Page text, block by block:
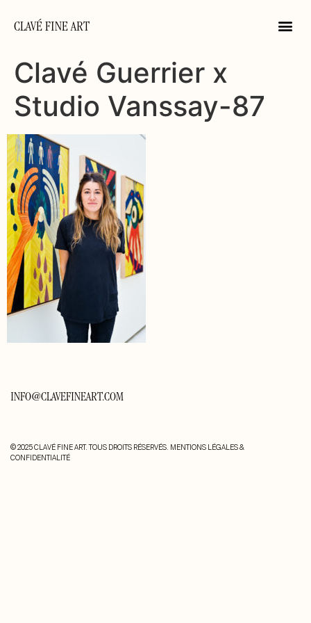
CLAVÉ FINE ART
Clavé Guerrier x
Studio Vanssay-87
INFO@CLAVEFINEART.COM
© 2025 CLAVÉ FINE ART. TOUS DROITS RÉSERVÉS. MENTIONS LÉGALES &
CONFIDENTIALITÉ